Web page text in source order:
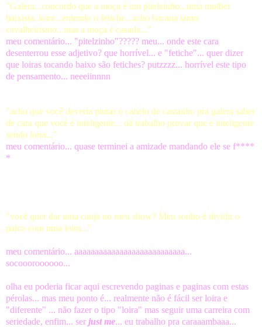
"Galera...concordo que a moça é um pitelzinho...uma mulher
baixista..loira...entendo o fetiche...acho bacana tanto
cavalheirismo...mas a moça é casada..."
meu comentário... "pitelzinho"????? meu... onde este cara
desenterrou esse adjetivo? que horrível... e "fetiche"... quer dizer
que loiras tocando baixo são fetiches? putzzzz... horrível este tipo
de pensamento... neeeiinnnn
"acho que você deveria pintar o cabelo de castanho pra galera saber
de cara que você é inteligente... dá trabalho provar que é inteligente
sendo loira..."
meu comentário... quase terminei a amizade mandando ele se f****
*
"você quer dar uma canja no meu show? Meu sonho é dividir o
palco com uma loira..."
meu comentário... aaaaaaaaaaaaaaaaaaaaaaaaaaa...
socoooroooooo...
olha eu poderia ficar aqui escrevendo paginas e paginas com estas
pérolas... mas meu ponto é... realmente não é fácil ser loira e
"diferente" ... não fazer o tipo "loira" mas seguir uma carreira com
seriedade, enfim... ser just me... eu trabalho pra caraaambaaa...